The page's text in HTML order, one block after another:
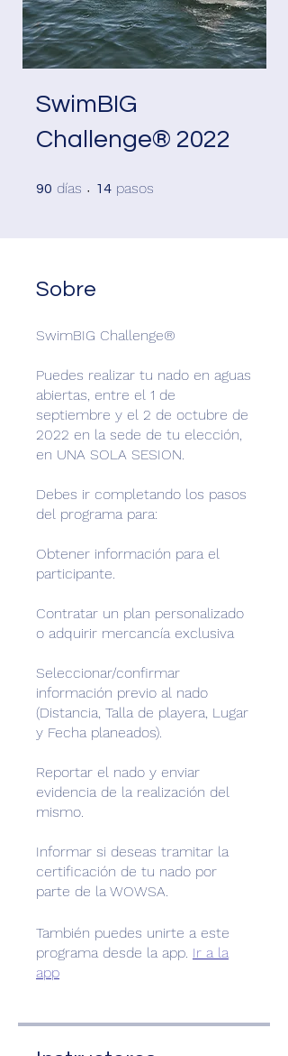
SwimBIG
Challenge® 2022
90 días 90 días
14 pasos
Sobre
SwimBIG Challenge®
Puedes realizar tu nado en aguas
abiertas, entre el 1 de
septiembre y el 2 de octubre de
2022 en la sede de tu elección,
en UNA SOLA SESION.
Debes ir completando los pasos
del programa para:
Obtener información para el
participante.
Contratar un plan personalizado
o adquirir mercancía exclusiva
Seleccionar/confirmar
información previo al nado
(Distancia, Talla de playera, Lugar
y Fecha planeados).
Reportar el nado y enviar
evidencia de la realización del
mismo.
Informar si deseas tramitar la
certificación de tu nado por
parte de la WOWSA.
También puedes unirte a este
programa desde la app. Ir a la
app